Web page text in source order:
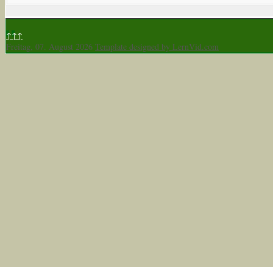
↑↑↑
Freitag, 07. August 2026 Template designed by LernVid.com